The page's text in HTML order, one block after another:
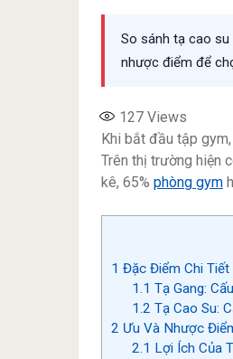
So sánh tạ cao su
nhược điểm để
127 Views
Khi bắt đầu tập
Trên thị trường hiện
kê, 65% phòng gym
1 Đặc Điểm Chi Tiết
1.1 Tạ Gang:
1.2 Tạ Cao Su:
2 Ưu Và Nhược
2.1 Lợi Ích Của